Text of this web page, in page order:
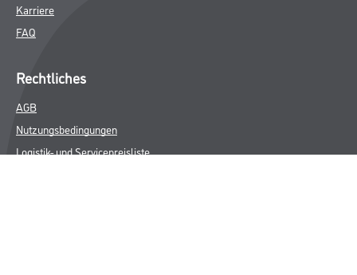
Karriere
FAQ
Rechtliches
AGB
Nutzungsbedingungen
Logistik- und Servicepreisliste